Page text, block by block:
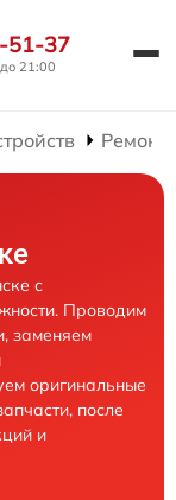
51-37
21:00
Ремонт
с
Проводим
заменяем
оригинальные
после
и